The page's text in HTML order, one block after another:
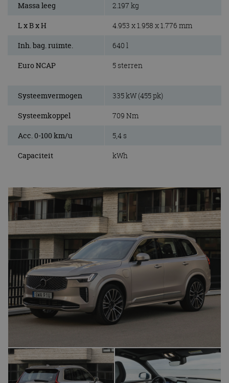
Massa leeg 2.197 kg
L x B x H 4.953 x 1.958 x 1.776 mm
Inh. bag. ruimte. 640 l
Euro NCAP 5 sterren
Systeemvermogen 335 kW (455 pk)
Systeemkoppel 709 Nm
Acc. 0-100 km/u 5,4 s
Capaciteit kWh